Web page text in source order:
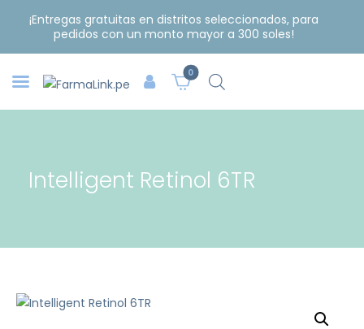
¡Entregas gratuitas en distritos seleccionados, para
pedidos con un monto mayor a 300 soles!
0
Intelligent Retinol 6TR